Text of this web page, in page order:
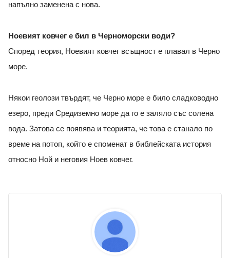
напълно заменена с нова.
Ноевият ковчег е бил в Черноморски води?
Според теория, Ноевият ковчег всъщност е плавал в Черно
море.
Някои геолози твърдят, че Черно море е било сладководно
езеро, преди Средиземно море да го е заляло със солена
вода. Затова се появява и теорията, че това е станало по
време на потоп, който е споменат в библейската история
относно Ной и неговия Ноев ковчег.